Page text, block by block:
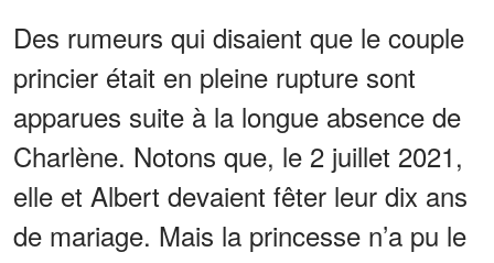
Des rumeurs qui disaient que le couple
princier était en pleine rupture sont
apparues suite à la longue absence de
Charlène. Notons que, le 2 juillet 2021,
elle et Albert devaient fêter leur dix ans
de mariage. Mais la princesse n’a pu le